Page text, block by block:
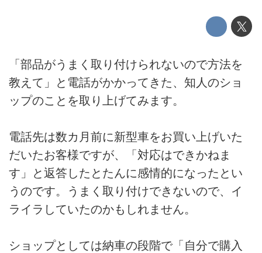
「部品がうまく取り付けられないので方法を
教えて」と電話がかかってきた、知人のショ
ップのことを取り上げてみます。
電話先は数カ月前に新型車をお買い上げいた
だいたお客様ですが、「対応はできかねま
す」と返答したとたんに感情的になったとい
うのです。うまく取り付けできないので、イ
ライラしていたのかもしれません。
ショップとしては納車の段階で「自分で購入